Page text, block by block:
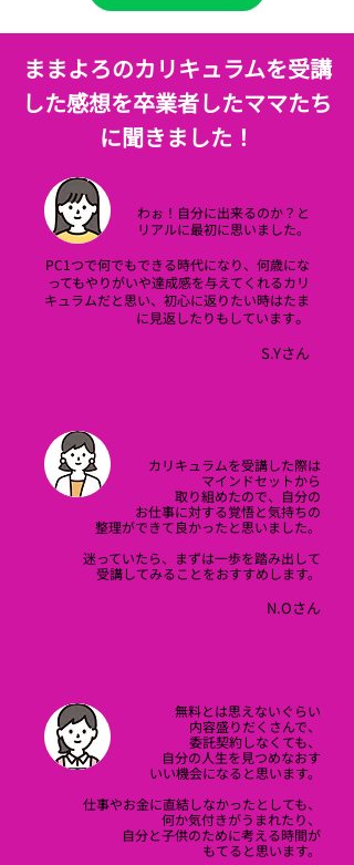
​ままよろのカリキュラムを受講
した感想を卒業者したママたち
に聞きました！
わぉ！自分に出来るのか？と
リアルに最初に思いました。
PC1つで何でもできる時代になり、何歳にな
ってもやりがいや達成感を与えてくれるカリ
キュラムだと思い、初心に返りたい時はたま
に見返したりもしています。
​S.Yさん
カリキュラムを受講した際は
マインドセットから
取り組めたので、
自分の
お仕事に対する覚悟と気持ちの
整理ができて良かったと思いました。
迷っていたら、まずは一歩を踏み出して
受講してみることをおすすめします。
​N.Oさん
無料とは思えないぐらい
内容盛りだくさんで、
委託契約しなくても、
自分の人生を見つめなおす
いい機会になると思います。
仕事やお金に直結しなかったとしても、
何か気付きがうまれたり、
自分と子供のために考える時間が
もてると思います。